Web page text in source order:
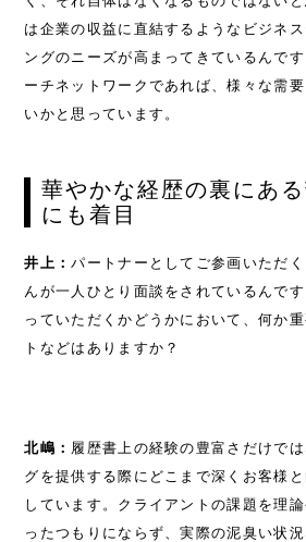
は企業の収益に直結するようなビジネ
ングのニーズが高まってきているんで
ーチネットワークであれば、様々な需
いかと思っています。
華やかな経歴の裏にあ
にも着目
井上：パートナーとしてご参画いただ
んが一人ひとり面談をされているんで
っていただくかどうかにおいて、何か
トなどはありますか？
北嶋： 履歴書上の経験の豊富さだけで
グを提供する際にどこまで深くお客様
しています。クライアントの課題を理
ったつもりにならず、実際の泥臭い状